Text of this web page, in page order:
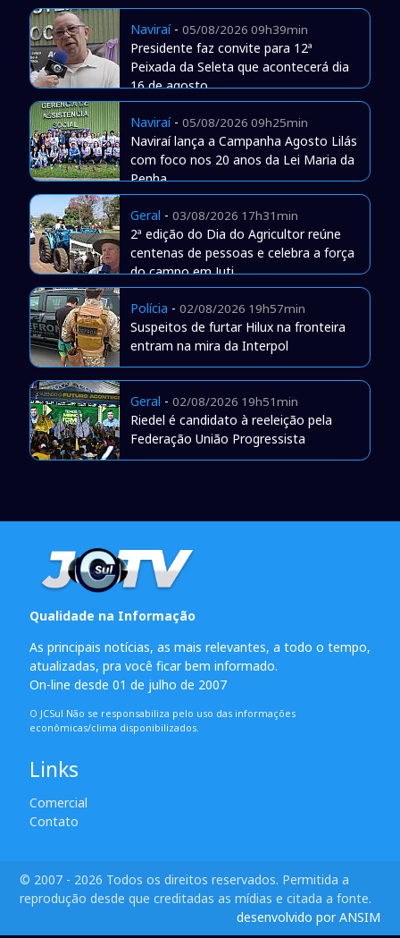
Naviraí- 05/08/2026 09h39min
Presidente faz convite para 12ª
Peixada da Seleta que acontecerá dia
16 de agosto
Naviraí- 05/08/2026 09h25min
Naviraí lança a Campanha Agosto Lilás
com foco nos 20 anos da Lei Maria da
Penha
Geral - 03/08/2026 17h31min
2ª edição do Dia do Agricultor reúne
centenas de pessoas e celebra a força
do campo em Juti
Polícia - 02/08/2026 19h57min
Suspeitos de furtar Hilux na fronteira
entram na mira da Interpol
Geral - 02/08/2026 19h51min
Riedel é candidato à reeleição pela
Federação União Progressista
Qualidade na Informação
As principais notícias, as mais relevantes, a todo o tempo,
atualizadas, pra você ficar bem informado.
On-line desde 01 de julho de 2007
O JCSul Não se responsabiliza pelo uso das informações
econômicas/clima disponibilizados.
Links
Comercial
Contato
© 2007 - 2026 Todos os direitos reservados. Permitida a
reprodução desde que creditadas as mídias e citada a fonte.
desenvolvido por ANSIM